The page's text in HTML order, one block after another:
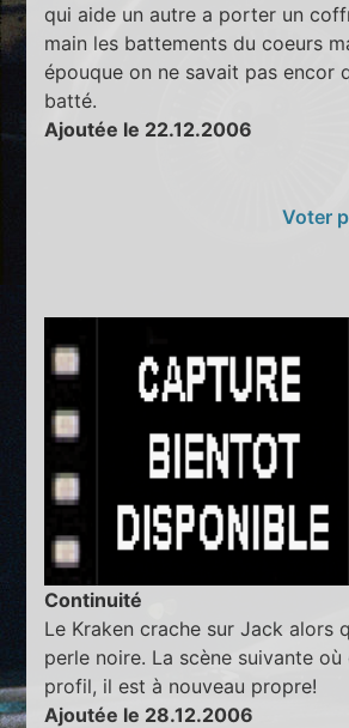
qui aide un autre a porter un
main les battements du coeurs
épouque on ne savait pas encor
batté.
Ajoutée le 22.12.2006
Voter
Continuité
Le Kraken crache sur Jack alors
perle noire. La scène suivante
profil, il est à nouveau propre!
Ajoutée le 28.12.2006